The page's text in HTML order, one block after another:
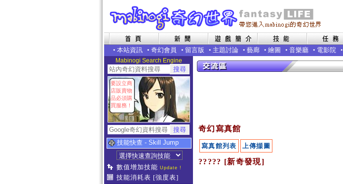
• 本站資訊 • 奇幻會員 • 留言版 • 主題討論 • 藝廊 • 繪圖 • 音樂廳 • 電影院 •
Mabinogi Search Engine
要設立商
店販賣物
品必須購
買服務！
技能快查 - Skill Jump
數值增加技能 Update !
技能消耗表 [強度表]
奇幻寫真館
寫真館列表 上傳擷圖
????? [新奇發現]